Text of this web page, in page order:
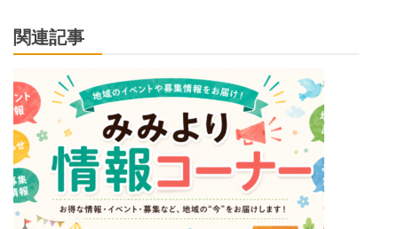
ゲ
ー
シ
ョ
ン
関連記事